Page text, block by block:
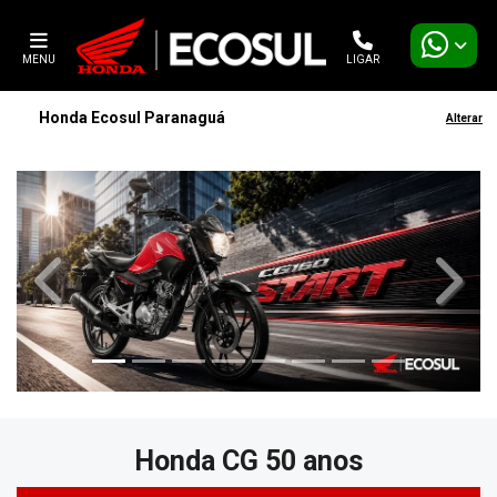
MENU LIGAR
Honda Ecosul Paranaguá Alterar
templates.template-
Honda CG 50 anos